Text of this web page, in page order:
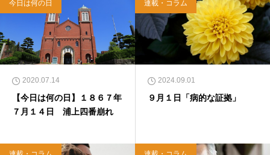
『世界一ゆるい聖書教室』（「ふざけ担当」LE
ONとの共著、講談社）などがある。新著<a hr
ef="https://amzn.to/376F9aC">『ふっと心がラ
クになる 眠れぬ夜の聖書のことば』（大和書
房）</a>２０２２年３月１５日発売。
今日は何の日
2020.07.14
【今日は何の日】１８６７年
７月１４日 浦上四番崩れ
連載・コラム
2024.09.01
９月１日「病的な証拠」